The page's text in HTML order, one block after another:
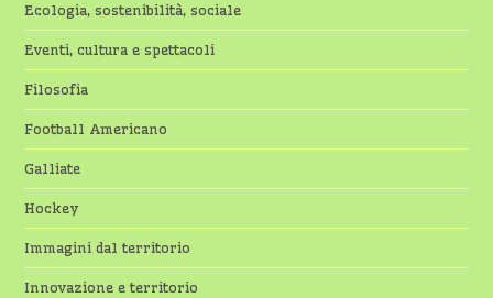
Ecologia, sostenibilità, sociale
Eventi, cultura e spettacoli
Filosofia
Football Americano
Galliate
Hockey
Immagini dal territorio
Innovazione e territorio